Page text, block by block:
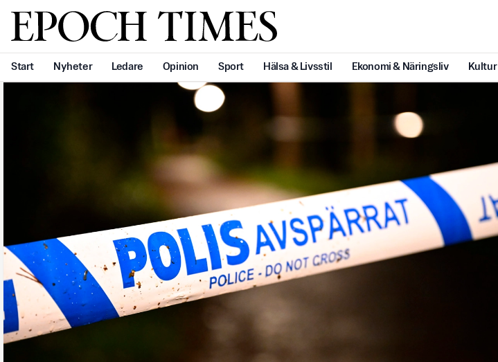
Svenska Epoch Times
Start Nyheter Ledare Opinion Sport Hälsa & Livsstil Ekonomi & Näringsliv Kultur